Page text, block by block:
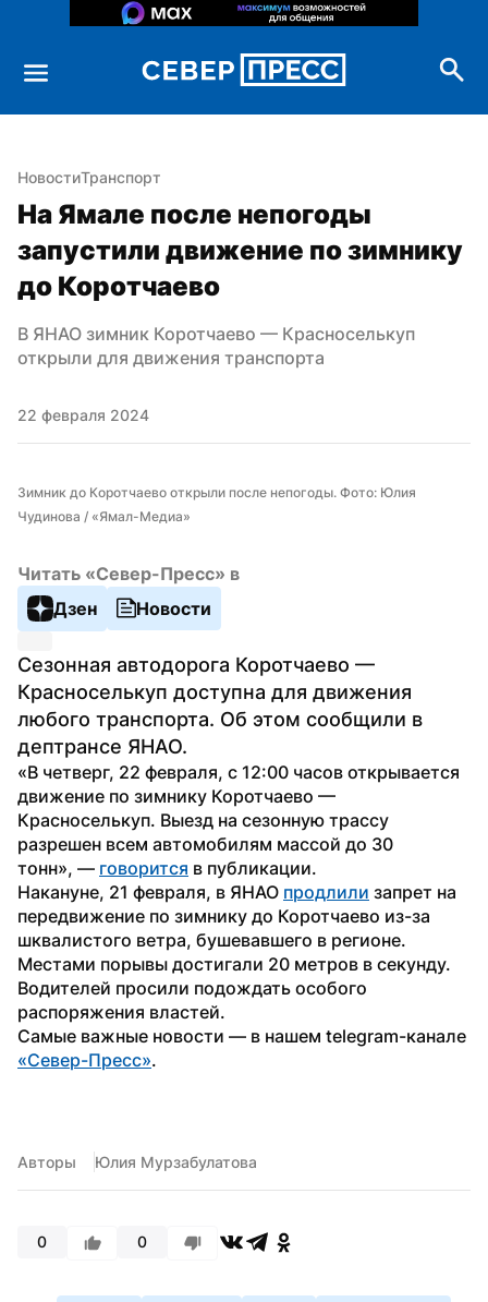
НовостиТранспорт
На Ямале после непогоды
запустили движение по зимнику
до Коротчаево
В ЯНАО зимник Коротчаево — Красноселькуп
открыли для движения транспорта
22 февраля 2024
Зимник до Коротчаево открыли после непогоды. Фото: Юлия
Чудинова / «Ямал-Медиа»
Читать «Север-Пресс» в
Дзен
Новости
Сезонная автодорога Коротчаево —
Красноселькуп доступна для движения
любого транспорта. Об этом сообщили в
дептрансе ЯНАО.
«В четверг, 22 февраля, с 12:00 часов открывается
движение по зимнику Коротчаево —
Красноселькуп. Выезд на сезонную трассу
разрешен всем автомобилям массой до 30
тонн», — говорится в публикации.
Накануне, 21 февраля, в ЯНАО продлили запрет на
передвижение по зимнику до Коротчаево из-за
шквалистого ветра, бушевавшего в регионе.
Местами порывы достигали 20 метров в секунду.
Водителей просили подождать особого
распоряжения властей.
«Север-Пресс».
Авторы Юлия Мурзабулатова
0 0